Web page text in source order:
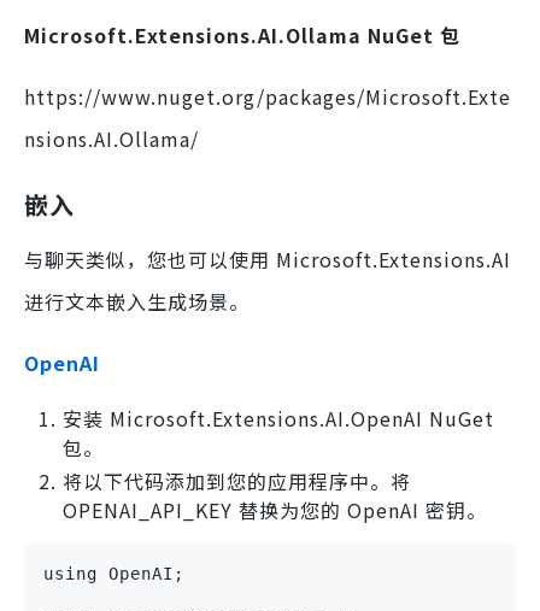
Microsoft.Extensions.AI.Ollama NuGet 包
https://www.nuget.org/packages/Microsoft.Exte
nsions.AI.Ollama/
嵌入
与聊天类似，您也可以使用 Microsoft.Extensions.AI
进行文本嵌入生成场景。
OpenAI
安装 Microsoft.Extensions.AI.OpenAI NuGet
包。
将以下代码添加到您的应用程序中。将
OPENAI_API_KEY 替换为您的 OpenAI 密钥。
using OpenAI;